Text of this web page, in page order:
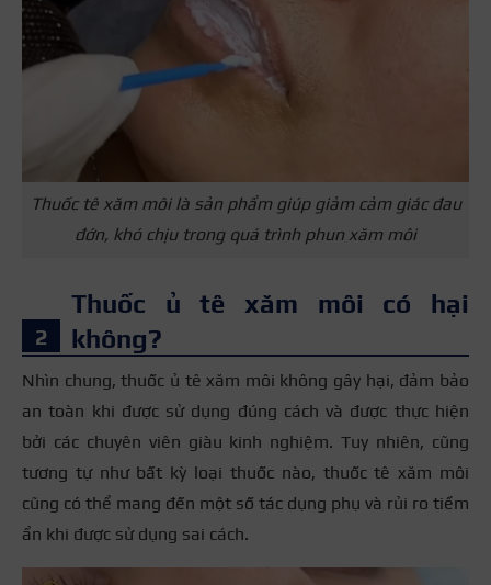
Thuốc tê xăm môi là sản phẩm giúp giảm cảm giác đau
đớn, khó chịu trong quá trình phun xăm môi
Thuốc ủ tê xăm môi có hại
không?
Nhìn chung, thuốc ủ tê xăm môi không gây hại, đảm bảo
an toàn khi được sử dụng đúng cách và được thực hiện
bởi các chuyên viên giàu kinh nghiệm. Tuy nhiên, cũng
tương tự như bất kỳ loại thuốc nào, thuốc tê xăm môi
cũng có thể mang đến một số tác dụng phụ và rủi ro tiềm
ẩn khi được sử dụng sai cách.